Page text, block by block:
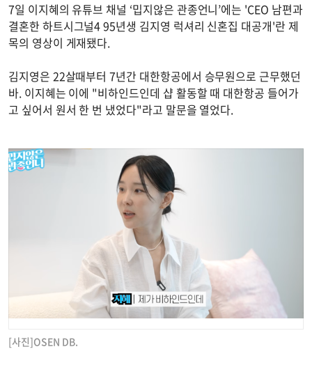
7일 이지혜의 유튜브 채널 ‘밉지않은 관종언니’에는 'CEO 남편과
결혼한 하트시그널4 95년생 김지영 럭셔리 신혼집 대공개'란 제
목의 영상이 게재됐다.
김지영은 22살때부터 7년간 대한항공에서 승무원으로 근무했던
바. 이지혜는 이에 "비하인드인데 샵 활동할 때 대한항공 들어가
고 싶어서 원서 한 번 냈었다"라고 말문을 열었다.
[사진]OSEN DB.